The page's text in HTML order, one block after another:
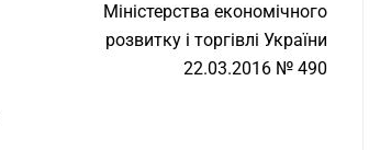
Міністерства економічного
розвитку і торгівлі України
22.03.2016 № 490